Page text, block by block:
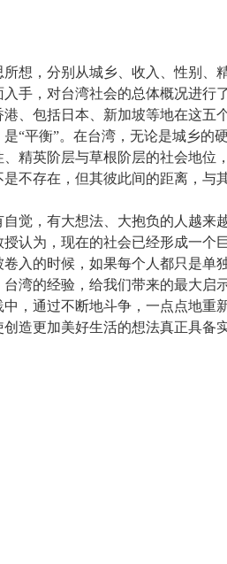
想，分别从城乡、收入、性别、
手，对台湾社会的总体概况进行
、包括日本、新加坡等地在这五
“平衡”。在台湾，无论是城乡的
精英阶层与草根阶层的社会地位
不存在，但其彼此间的距离，与
觉，有大想法、大抱负的人越来
认为，现在的社会已经形成一个
入的时候，如果每个人都只是单
湾的经验，给我们带来的最大启
，通过不断地斗争，一点点地重
造更加美好生活的想法真正具备